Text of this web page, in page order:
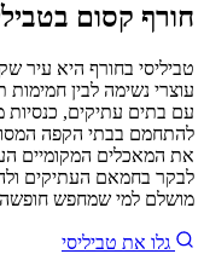
חורף קסום
טביליסי בחורף היא עיר
עוצרי נשימה לבין
עם בתים עתיקים, כנסיות
להתחמם בבתי הקפה
את המאכלים המקומיים
לבקר בחמאם העתיקים
מושלם למי שמחפש
גלו את טביליסי